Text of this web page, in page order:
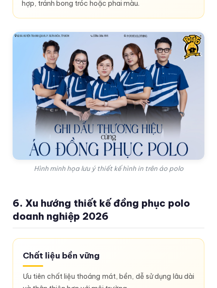
hợp, tránh bong tróc hoặc phai màu.
Hình minh họa lưu ý thiết kế hình in trên áo polo
6. Xu hướng thiết kế đồng phục polo
doanh nghiệp 2026
Chất liệu bền vững
Ưu tiên chất liệu thoáng mát, bền, dễ sử dụng lâu dài